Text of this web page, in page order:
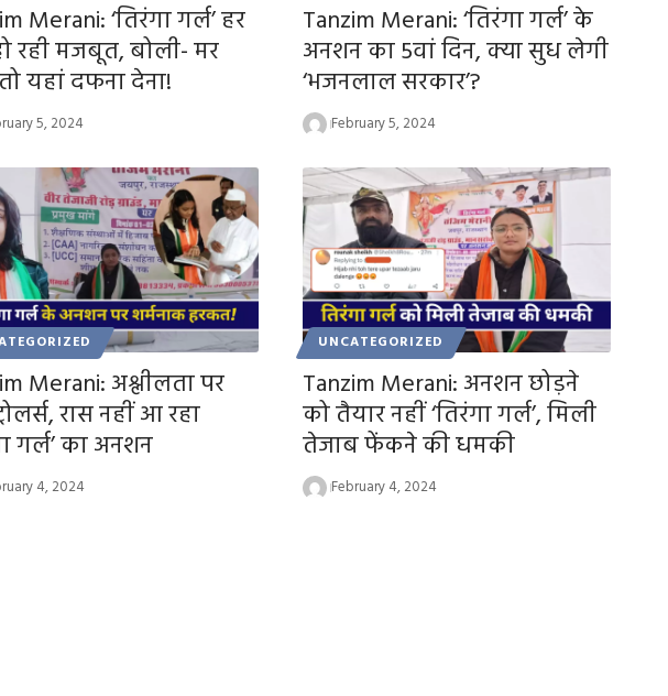
Merani: ‘तिरंगा गर्ल’ हर
रही मजबूत, बोली- मर
यहां दफना देना!
5, 2024
Tanzim Merani: ‘तिरंगा गर्ल’ के
अनशन का 5वां दिन, क्या सुध लेगी
‘भजनलाल सरकार’?
February 5, 2024
Merani: अश्लीलता पर
रास नहीं आ रहा
गर्ल’ का अनशन
4, 2024
UNCATEGORIZED
Tanzim Merani: अनशन छोड़ने
को तैयार नहीं ‘तिरंगा गर्ल’, मिली
तेजाब फेंकने की धमकी
February 4, 2024